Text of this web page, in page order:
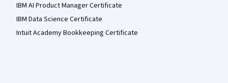
IBM AI Product Manager Certificate
IBM Data Science Certificate
Intuit Academy Bookkeeping Certificate